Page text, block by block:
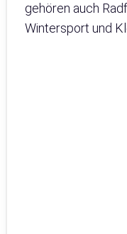
gehören auch
Wintersport und